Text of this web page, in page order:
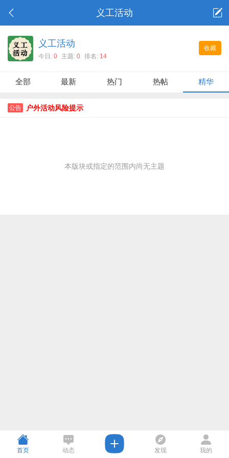
义工活动
收藏
义工活动
今日: 0 主题: 0 排名: 14
全部 最新 热门 热帖 精华
公告 户外活动风险提示
本版块或指定的范围内尚无主题
首页 动态 发现 我的